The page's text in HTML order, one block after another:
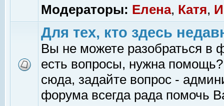
Модераторы: Елена, Катя,
Для тех, кто здесь
Вы не можете разобраться в
есть вопросы, нужна помощь?
сюда, задайте вопрос -
форума всегда рада помочь